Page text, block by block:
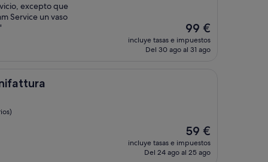
excepto que
Service un vaso
El
precio
actual
99 €
incluye tasas e impuestos
Del 30 ago al 31 ago
El
precio
actual
59 €
incluye tasas e impuestos
Del 24 ago al 25 ago